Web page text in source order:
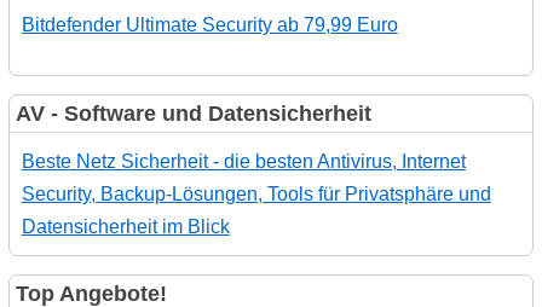
Bitdefender Ultimate Security ab 79,99 Euro
AV - Software und Datensicherheit
Beste Netz Sicherheit - die besten Antivirus, Internet
Security, Backup-Lösungen, Tools für Privatsphäre und
Datensicherheit im Blick
Top Angebote!